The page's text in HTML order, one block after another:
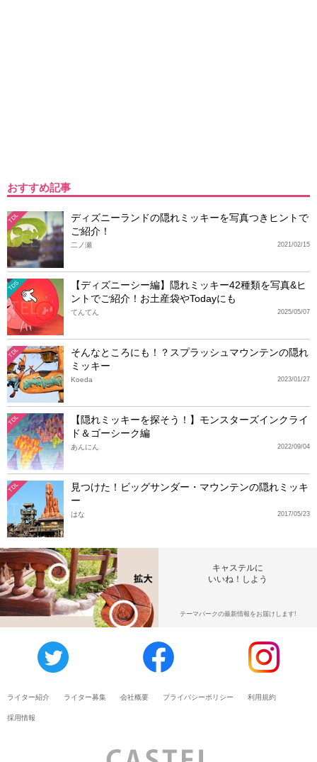
おすすめ記事
TDL
ディズニーランドの隠れミッキーを写真つきヒントで
ご紹介！
2021/02/15
二ノ瀬
TDS
【ディズニーシー編】隠れミッキー42種類を写真&ヒ
ントでご紹介！お土産袋やTodayにも
2025/05/07
てんてん
TDL
そんなところにも！？スプラッシュマウンテンの隠れ
ミッキー
2023/01/27
Koeda
TDL
【隠れミッキーを探そう！】モンスターズインクライ
ド＆ゴーシーク編
2022/09/04
あんにん
TDL
見つけた！ビッグサンダー・マウンテンの隠れミッキ
ー
2017/05/23
はな
キャステルに
いいね！しよう
テーマパークの最新情報をお届けします!
ライター紹介 ライター募集 会社概要 プライバシーポリシー 利用規約
採用情報